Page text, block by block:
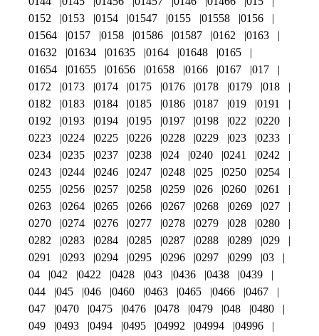
0152
0153 0154 01547 0155 01558
0156
01564
0157 0158 01586 01587 0162
0163
01632
01634 01635 0164 01648
0165
01654
01655 01656 01658 0166 0167
017
0172
0173 0174 0175 0176 0178 0179
018
0182
0183 0184 0185 0186 0187 019
0191
0192
0193 0194 0195 0197 0198 022
0220
0223
0224 0225 0226 0228 0229 023
0233
0234
0235 0237 0238 024 0240 0241
0242
0243
0244 0246 0247 0248 025 0250
0254
0255
0256 0257 0258 0259 026 0260
0261
0263
0264 0265 0266 0267 0268 0269
027
0270
0274 0276 0277 0278 0279 028
0280
0282
0283 0284 0285 0287 0288 0289
029
0291
0293 0294 0295 0296 0297 0299
03
04
042 0422 0428 043 0436 0438
0439
044
045 046 0460 0463 0465 0466
0467
047
0470 0475 0476 0478 0479 048
0480
049
0493 0494 0495 04992 04994
04996